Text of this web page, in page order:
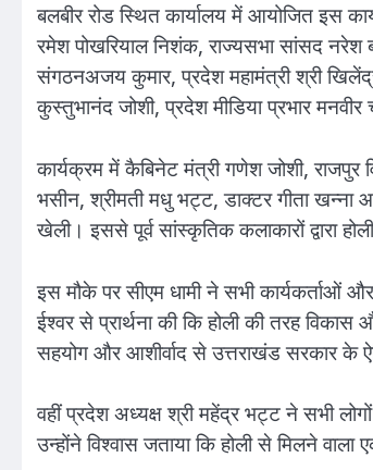
बलबीर रोड स्थित कार्यालय में आयोजित इस
रमेश पोखरियाल निशंक, राज्यसभा सांसद नरेश
संगठनअजय कुमार, प्रदेश महामंत्री श्री खिलेंद्र
कुस्तुभानंद जोशी, प्रदेश मीडिया प्रभार
कार्यक्रम में कैबिनेट मंत्री गणेश जोशी, राजपुर
भसीन, श्रीमती मधु भट्ट, डाक्टर गीता खन्ना
खेली। इससे पूर्व सांस्कृतिक कलाकारों द्वारा
इस मौके पर सीएम धामी ने सभी कार्यकर्ताओं
ईश्वर से प्रार्थना की कि होली की तरह
सहयोग और आशीर्वाद से उत्तराखंड सरकार के
वहीं प्रदेश अध्यक्ष श्री महेंद्र भट्ट ने सभी
उन्होंने विश्वास जताया कि होली से मिलने